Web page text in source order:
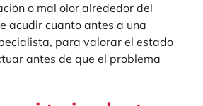
o mal olor alrededor del
acudir cuanto antes a una
para valorar el estado
antes de que el problema